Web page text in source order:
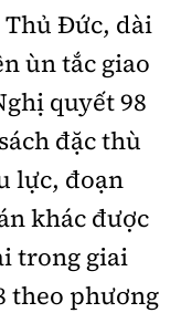
Thủ Đức, dài
ùn tắc giao
quyết 98
đặc thù
lực, đoạn
khác được
trong giai
theo phương